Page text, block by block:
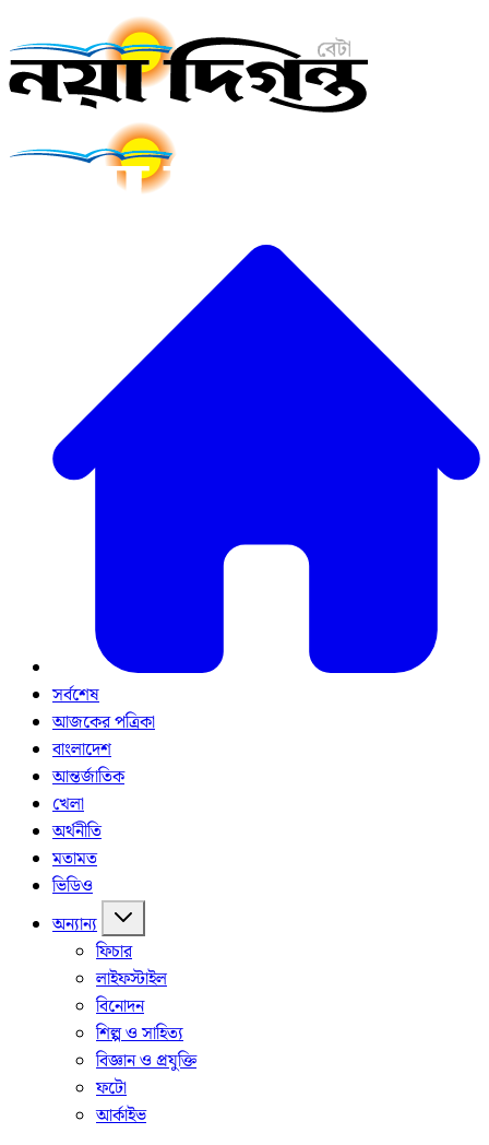
সর্বশেষ
আজকের পত্রিকা
বাংলাদেশ
আন্তর্জাতিক
খেলা
অর্থনীতি
মতামত
ভিডিও
অন্যান্য
ফিচার
লাইফস্টাইল
বিনোদন
শিল্প ও সাহিত্য
বিজ্ঞান ও প্রযুক্তি
ফটো
আর্কাইভ